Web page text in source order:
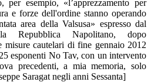
per esempio, «l’apprezzamento per
e forze dell'ordine stanno operando
area della Valsusa» espresso dal
Repubblica Napolitano, dopo
misure cautelari di fine gennaio 2012
esponenti No Tav, con un intervento
precedenti, a mia memoria, solo
Saragat negli anni Sessanta]